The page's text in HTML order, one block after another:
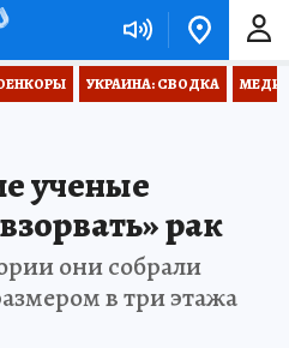
УКРАИНА: СВОДКА
ученые
рак
они собрали
в три этажа